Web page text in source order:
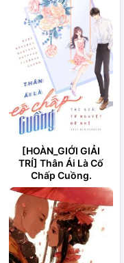
[HOÀN_GIỚI GIẢI
TRÍ] Thân Ái Là Cố
Chấp Cuồng.